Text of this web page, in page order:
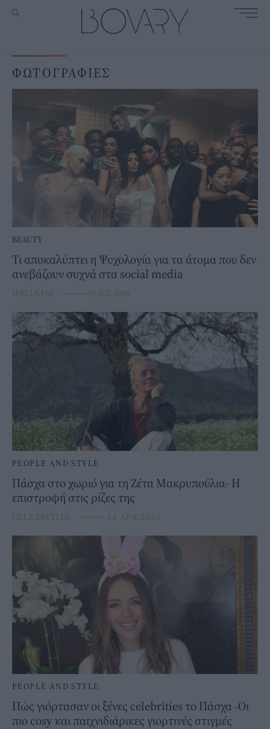
ΦΩΤΟΓΡΑΦΙΕΣ
BEAUTY
Τι αποκαλύπτει η Ψυχολογία για τα άτομα που δεν
ανεβάζουν συχνά στα social media
WELLNESS ⸻ 05 JUL 2026
PEOPLE AND STYLE
Πάσχα στο χωριό για τη Ζέτα Μακρυπούλια- Η
επιστροφή στις ρίζες της
CELEBRITIES ⸻ 14 APR 2026
PEOPLE AND STYLE
Πώς γιόρτασαν οι ξένες celebrities το Πάσχα -Οι
πιο cosy και παιχνιδιάρικες γιορτινές στιγμές